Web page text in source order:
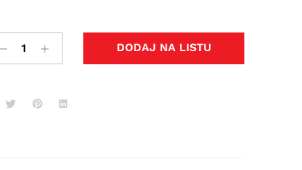
DODAJ NA LISTU